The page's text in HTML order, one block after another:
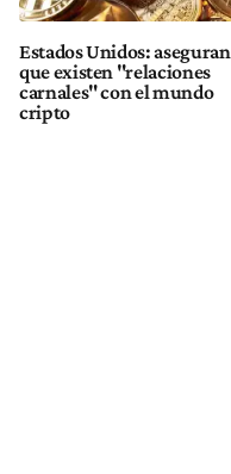
Estados Unidos: aseguran
que existen "relaciones
carnales" con el mundo
cripto